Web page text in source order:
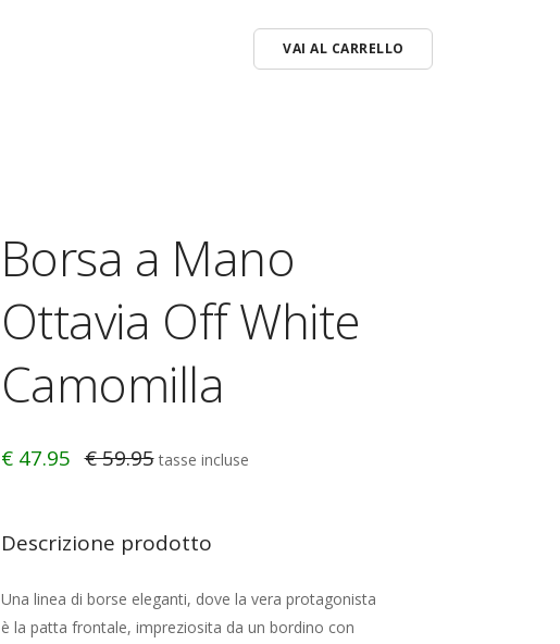
Articoli Vari
VAI AL CARRELLO
Borsa a Mano
Ottavia Off White
Camomilla
€ 47.95 € 59.95tasse incluse
Descrizione prodotto
Una linea di borse eleganti, dove la vera protagonista
è la patta frontale, impreziosita da un bordino con